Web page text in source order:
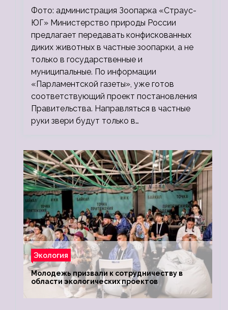
зоопарки
Фото: администрация Зоопарка «Страус-
ЮГ» Министерство природы России
предлагает передавать конфискованных
диких животных в частные зоопарки, а не
только в государственные и
муниципальные. По информации
«Парламентской газеты», уже готов
соответствующий проект постановления
Правительства. Направляться в частные
руки звери будут только в…
Экология
Молодежь призвали к сотрудничеству в
области экологических проектов